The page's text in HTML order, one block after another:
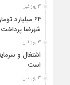
3 روز قبل
۶۴ میلیارد
شهرضا
3 روز قبل
اشتغال و
است
3 روز قبل